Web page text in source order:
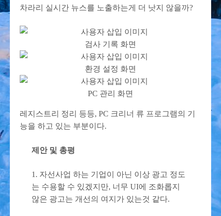
차라리 실시간 뉴스를 노출하는게 더 낫지 않을까?
검사 기록 화면
환경 설정 화면
PC 관리 화면
레지스트리 정리 등등, PC 크리너 류 프로그램의 기
능을 하고 있는 부분이다.
제안 및 총평
1. 자선사업 하는 기업이 아닌 이상 광고 정도
는 수용할 수 있겠지만, 너무 UI에 조화롭지
않은 광고는 개선의 여지가 있는것 같다.